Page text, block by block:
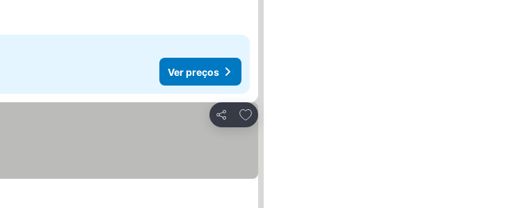
Ver preços
Partilhar
Adicionar aos favoritos